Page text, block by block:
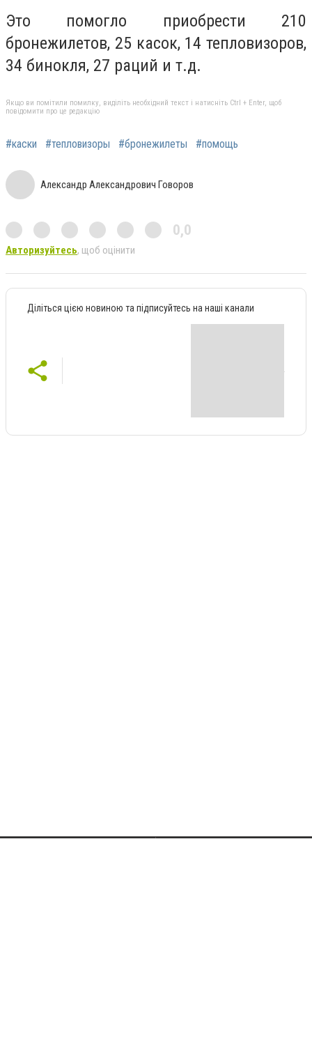
Это помогло приобрести 210
бронежилетов, 25 касок, 14 тепловизоров,
34 бинокля, 27 раций и т.д.
Якщо ви помітили помилку, виділіть необхідний текст і натисніть Ctrl + Enter, щоб
повідомити про це редакцію
#каски #тепловизоры #бронежилеты #помощь
Александр Александрович Говоров
0,0
Авторизуйтесь, щоб оцінити
Діліться цією новиною та підписуйтесь на наші канали